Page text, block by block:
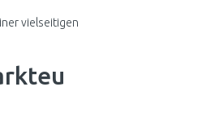
vielseitigen